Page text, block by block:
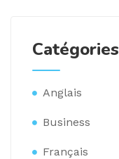
Catégories
Anglais
Business
Français